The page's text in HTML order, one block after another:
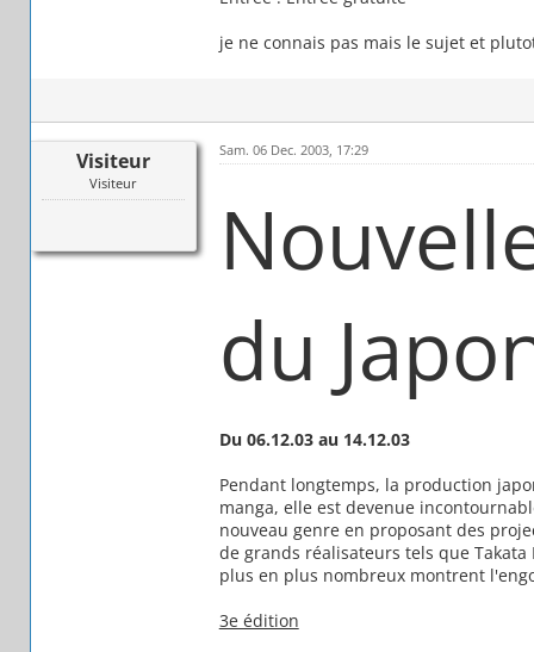
je ne connais pas mais le sujet et
Visiteur
Visiteur
Sam. 06 Dec. 2003, 17:29
du
Du 06.12.03 au 14.12.03
Pendant longtemps, la production
manga, elle est devenue
nouveau genre en proposant des
de grands réalisateurs tels que Takata
plus en plus nombreux montrent
3e édition